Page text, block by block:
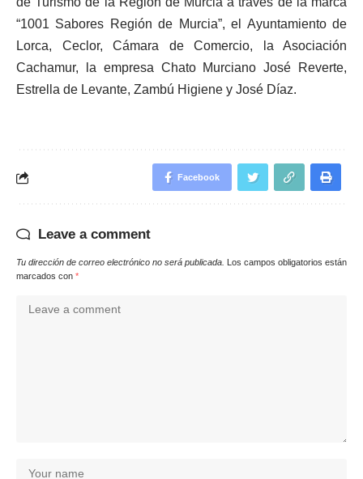
“1001 Sabores Región de Murcia”, el Ayuntamiento de
Lorca, Ceclor, Cámara de Comercio, la Asociación
Cachamur, la empresa Chato Murciano José Reverte,
Estrella de Levante, Zambú Higiene y José Díaz.
Facebook
Leave a comment
Tu dirección de correo electrónico no será publicada.
Los campos obligatorios están
marcados con *